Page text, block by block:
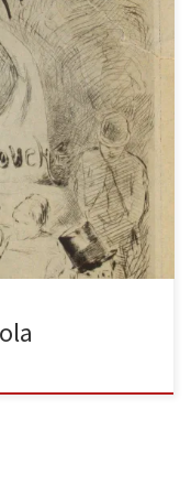
notamment grâce à
dans sa peinture, qui